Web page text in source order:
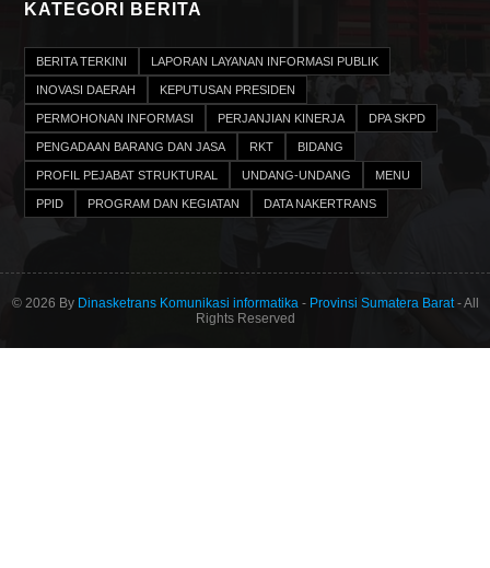
KATEGORI BERITA
BERITA TERKINI LAPORAN LAYANAN INFORMASI PUBLIK
INOVASI DAERAH KEPUTUSAN PRESIDEN
PERMOHONAN INFORMASI PERJANJIAN KINERJA DPA SKPD
PENGADAAN BARANG DAN JASA RKT BIDANG
PROFIL PEJABAT STRUKTURAL UNDANG-UNDANG MENU
PPID PROGRAM DAN KEGIATAN DATA NAKERTRANS
© 2026 By Dinasketrans Komunikasi informatika - Provinsi Sumatera Barat- All
Rights Reserved